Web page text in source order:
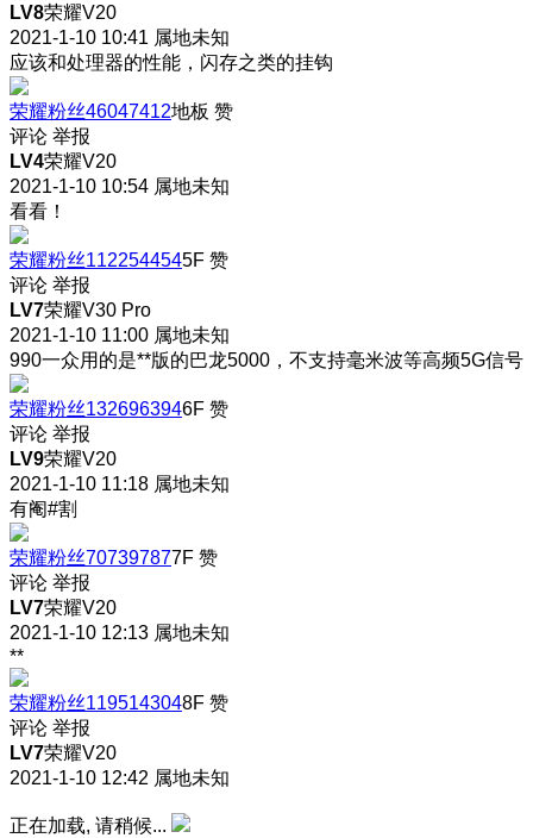
LV8荣耀V20
2021-1-10 10:41 属地未知
应该和处理器的性能，闪存之类的挂钩
荣耀粉丝46047412地板 赞
评论 举报
LV4荣耀V20
2021-1-10 10:54 属地未知
看看！
荣耀粉丝1122544545F 赞
评论 举报
LV7荣耀V30 Pro
2021-1-10 11:00 属地未知
990一众用的是**版的巴龙5000，不支持毫米波等高频5G信号
荣耀粉丝1326963946F 赞
评论 举报
LV9荣耀V20
2021-1-10 11:18 属地未知
有阉#割
荣耀粉丝707397877F 赞
评论 举报
LV7荣耀V20
2021-1-10 12:13 属地未知
**
荣耀粉丝1195143048F 赞
评论 举报
LV7荣耀V20
2021-1-10 12:42 属地未知
正在加载, 请稍候...